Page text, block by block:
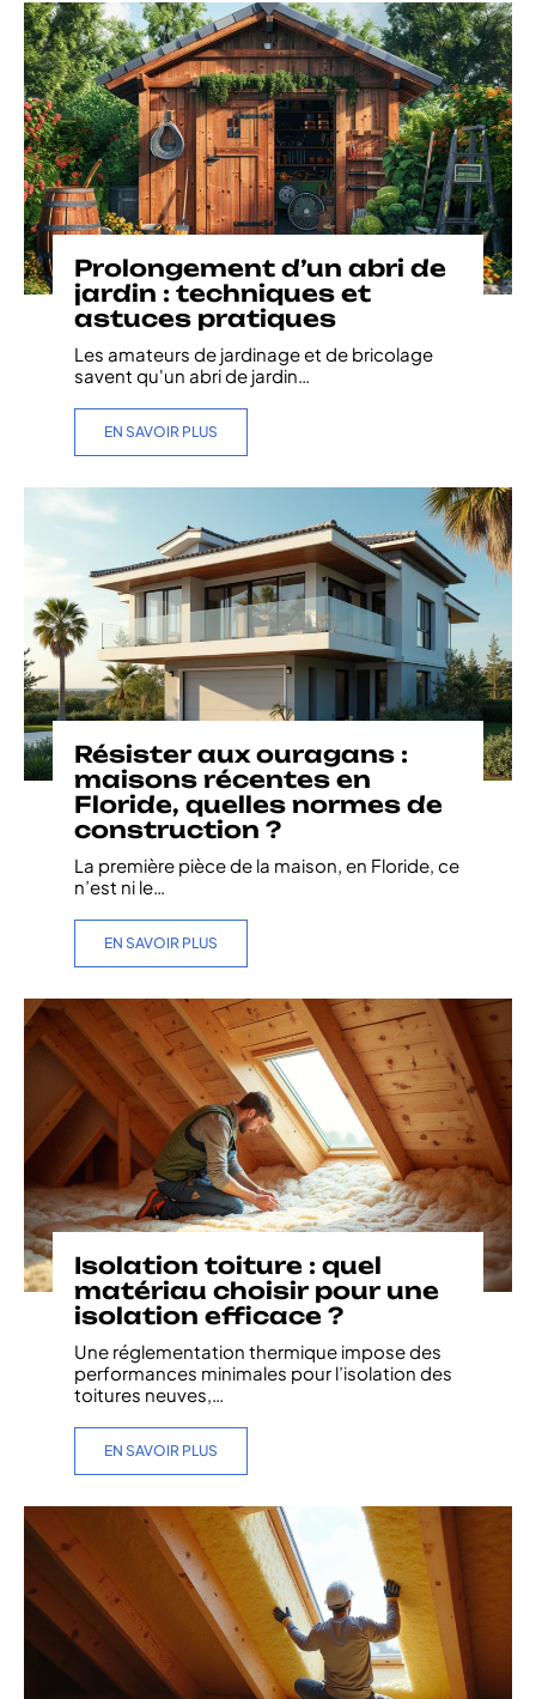
Prolongement d’un abri de
jardin : techniques et
astuces pratiques
Les amateurs de jardinage et de bricolage
savent qu'un abri de jardin…
EN SAVOIR PLUS
Résister aux ouragans :
maisons récentes en
Floride, quelles normes de
construction ?
La première pièce de la maison, en Floride, ce
n’est ni le…
EN SAVOIR PLUS
Isolation toiture : quel
matériau choisir pour une
isolation efficace ?
Une réglementation thermique impose des
performances minimales pour l’isolation des
toitures neuves,…
EN SAVOIR PLUS